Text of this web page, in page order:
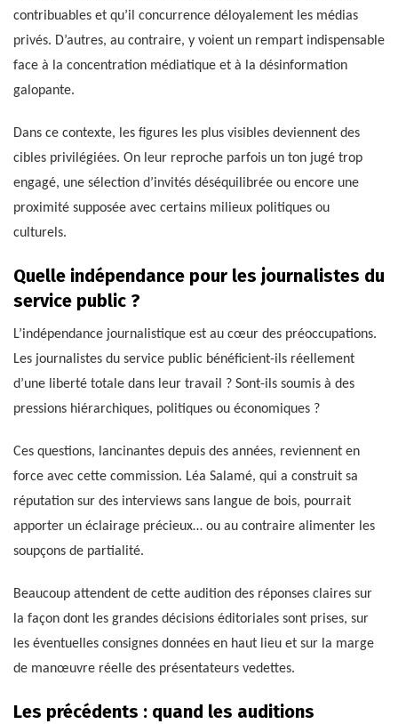
contribuables et qu’il concurrence déloyalement les médias
privés. D’autres, au contraire, y voient un rempart indispensable
face à la concentration médiatique et à la désinformation
galopante.
Dans ce contexte, les figures les plus visibles deviennent des
cibles privilégiées. On leur reproche parfois un ton jugé trop
engagé, une sélection d’invités déséquilibrée ou encore une
proximité supposée avec certains milieux politiques ou
culturels.
Quelle indépendance pour les journalistes du
service public ?
L’indépendance journalistique est au cœur des préoccupations.
Les journalistes du service public bénéficient-ils réellement
d’une liberté totale dans leur travail ? Sont-ils soumis à des
pressions hiérarchiques, politiques ou économiques ?
Ces questions, lancinantes depuis des années, reviennent en
force avec cette commission. Léa Salamé, qui a construit sa
réputation sur des interviews sans langue de bois, pourrait
apporter un éclairage précieux… ou au contraire alimenter les
soupçons de partialité.
Beaucoup attendent de cette audition des réponses claires sur
la façon dont les grandes décisions éditoriales sont prises, sur
les éventuelles consignes données en haut lieu et sur la marge
de manœuvre réelle des présentateurs vedettes.
Les précédents : quand les auditions